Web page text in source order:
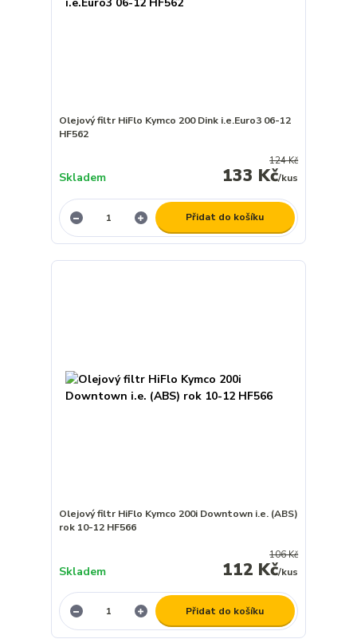
Olejový filtr HiFlo Kymco 200 Dink i.e.Euro3 06-12
HF562
124 Kč
133 Kč/kus
Skladem
Přidat do košíku
Olejový filtr HiFlo Kymco 200i Downtown i.e. (ABS)
rok 10-12 HF566
106 Kč
112 Kč/kus
Skladem
Přidat do košíku